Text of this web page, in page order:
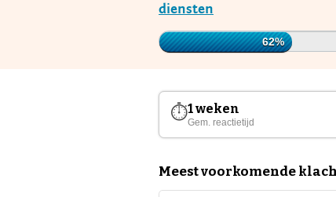
diensten
62%
⏱1 weken
Gem. reactietijd
Meest voorkomende